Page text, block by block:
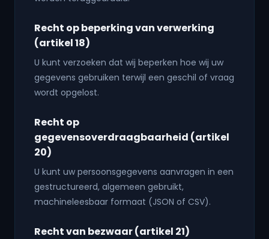
Recht op beperking van verwerking
(artikel 18)
U kunt verzoeken dat wij beperken hoe wij uw
gegevens gebruiken terwijl een geschil of vraag
wordt opgelost.
Recht op
gegevensoverdraagbaarheid (artikel
20)
U kunt uw persoonsgegevens aanvragen in een
gestructureerd, algemeen gebruikt,
machineleesbaar formaat (JSON of CSV).
Recht van bezwaar (artikel 21)